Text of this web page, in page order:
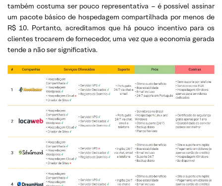
também costuma ser pouco representativa – é possível assinar
um pacote básico de hospedagem compartilhada por menos de
R$ 10. Portanto, acreditamos que há pouco incentivo para os
clientes trocarem de fornecedor, uma vez que a economia gerada
tende a não ser significativa.